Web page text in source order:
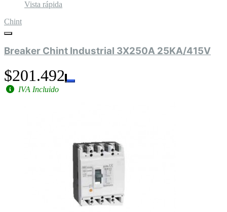
Vista rápida
Chint
Breaker Chint Industrial 3X250A 25KA/415V
$201.492
IVA Incluido